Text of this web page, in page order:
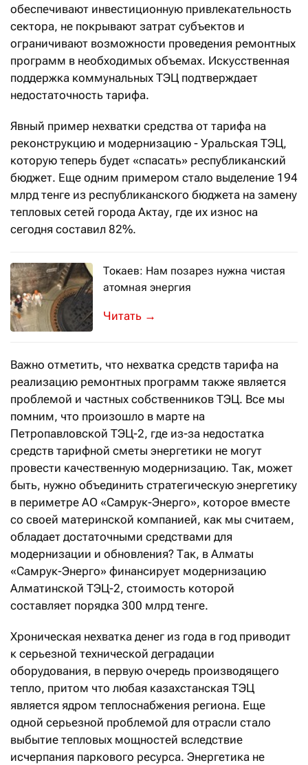
обеспечивают инвестиционную привлекательность
сектора, не покрывают затрат субъектов и
ограничивают возможности проведения ремонтных
программ в необходимых объемах. Искусственная
поддержка коммунальных ТЭЦ подтверждает
недостаточность тарифа.
Явный пример нехватки средства от тарифа на
реконструкцию и модернизацию - Уральская ТЭЦ,
которую теперь будет «спасать» республиканский
бюджет. Еще одним примером стало выделение 194
млрд тенге из республиканского бюджета на замену
тепловых сетей города Актау, где их износ на
сегодня составил 82%.
Токаев: Нам позарез нужна чистая
атомная энергия
Президент Казахстана на
→
Важно отметить, что нехватка средств тарифа на
реализацию ремонтных программ также является
проблемой и частных собственников ТЭЦ. Все мы
помним, что произошло в марте на
Петропавловской ТЭЦ-2, где из-за недостатка
средств тарифной сметы энергетики не могут
провести качественную модернизацию. Так, может
быть, нужно объединить стратегическую энергетику
в периметре АО «Самрук-Энерго», которое вместе
со своей материнской компанией, как мы считаем,
обладает достаточными средствами для
модернизации и обновления? Так, в Алматы
«Самрук-Энерго» финансирует модернизацию
Алматинской ТЭЦ-2, стоимость которой
составляет порядка 300 млрд тенге.
Хроническая нехватка денег из года в год приводит
к серьезной технической деградации
оборудования, в первую очередь производящего
тепло, притом что любая казахстанская ТЭЦ
является ядром теплоснабжения региона. Еще
одной серьезной проблемой для отрасли стало
выбытие тепловых мощностей вследствие
исчерпания паркового ресурса. Энергетика не